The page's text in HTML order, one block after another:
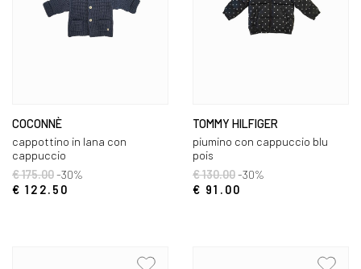
COCONNÈ
cappottino in lana con
cappuccio
€ 175.00-30%
€ 122.50
TOMMY HILFIGER
piumino con cappuccio blu
pois
€ 130.00-30%
€ 91.00